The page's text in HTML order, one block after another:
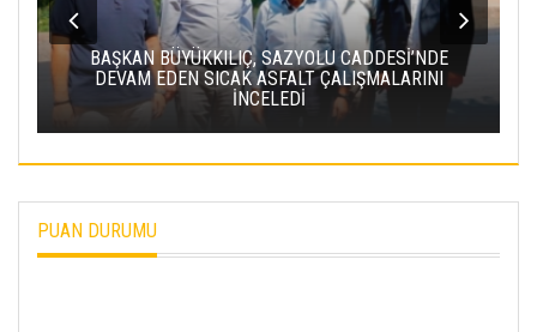
BAŞKAN BÜYÜKKILIÇ, SAZYOLU CADDESİ’NDE
DEVAM EDEN SICAK ASFALT ÇALIŞMALARINI
İNCELEDİ
PUAN DURUMU